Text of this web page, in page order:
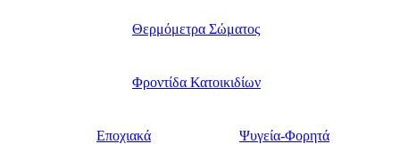
Θερμόμετρα Σώματος
Φροντίδα Κατοικιδίων
Εποχιακά Ψυγεία-Φορητά